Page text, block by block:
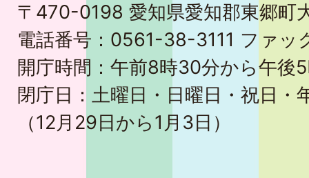
〒470-0198 愛知県愛知郡東郷町
電話番号：0561-38-3111 ファ
開庁時間：午前8時30分から午後
閉庁日：土曜日・日曜日・祝日・
（12月29日から1月3日）